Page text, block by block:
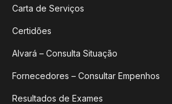
Carta de Serviços
Certidões
Alvará – Consulta Situação
Fornecedores – Consultar Empenhos
Resultados de Exames